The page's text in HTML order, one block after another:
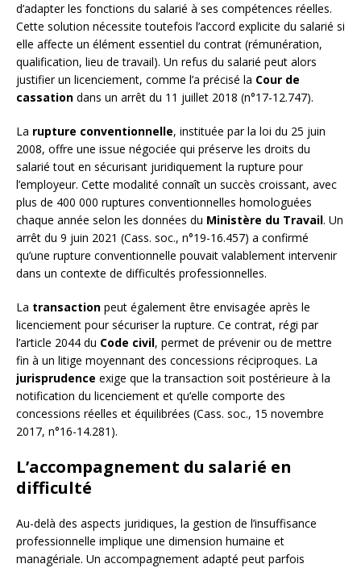
d’adapter les fonctions du salarié à ses compétences réelles.
Cette solution nécessite toutefois l’accord explicite du salarié si
elle affecte un élément essentiel du contrat (rémunération,
qualification, lieu de travail). Un refus du salarié peut alors
justifier un licenciement, comme l’a précisé la Cour de
cassation dans un arrêt du 11 juillet 2018 (n°17-12.747).
La rupture conventionnelle, instituée par la loi du 25 juin
2008, offre une issue négociée qui préserve les droits du
salarié tout en sécurisant juridiquement la rupture pour
l’employeur. Cette modalité connaît un succès croissant, avec
plus de 400 000 ruptures conventionnelles homologuées
chaque année selon les données du Ministère du Travail. Un
arrêt du 9 juin 2021 (Cass. soc., n°19-16.457) a confirmé
qu’une rupture conventionnelle pouvait valablement intervenir
dans un contexte de difficultés professionnelles.
La transaction peut également être envisagée après le
licenciement pour sécuriser la rupture. Ce contrat, régi par
l’article 2044 du Code civil, permet de prévenir ou de mettre
fin à un litige moyennant des concessions réciproques. La
jurisprudence exige que la transaction soit postérieure à la
notification du licenciement et qu’elle comporte des
concessions réelles et équilibrées (Cass. soc., 15 novembre
2017, n°16-14.281).
L’accompagnement du salarié en
difficulté
Au-delà des aspects juridiques, la gestion de l’insuffisance
professionnelle implique une dimension humaine et
managériale. Un accompagnement adapté peut parfois